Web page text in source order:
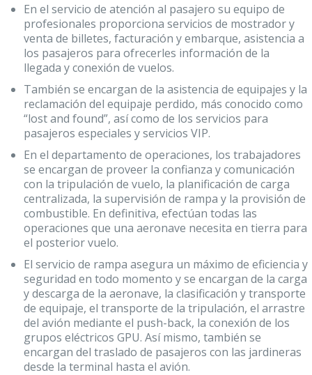
En el servicio de atención al pasajero su equipo de
profesionales proporciona servicios de mostrador y
venta de billetes, facturación y embarque, asistencia a
los pasajeros para ofrecerles información de la
llegada y conexión de vuelos.
También se encargan de la asistencia de equipajes y la
reclamación del equipaje perdido, más conocido como
“lost and found”, así como de los servicios para
pasajeros especiales y servicios VIP.
En el departamento de operaciones, los trabajadores
se encargan de proveer la confianza y comunicación
con la tripulación de vuelo, la planificación de carga
centralizada, la supervisión de rampa y la provisión de
combustible. En definitiva, efectúan todas las
operaciones que una aeronave necesita en tierra para
el posterior vuelo.
El servicio de rampa asegura un máximo de eficiencia y
seguridad en todo momento y se encargan de la carga
y descarga de la aeronave, la clasificación y transporte
de equipaje, el transporte de la tripulación, el arrastre
del avión mediante el push-back, la conexión de los
grupos eléctricos GPU. Así mismo, también se
encargan del traslado de pasajeros con las jardineras
desde la terminal hasta el avión.